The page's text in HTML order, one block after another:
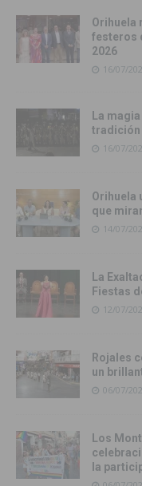
Orihuela
festeros
2026
16/07/
La
tradición
16/07/
Orihuela
que
14/07/
La
Fiestas
12/07/
Rojales
un
06/07/
Los
la